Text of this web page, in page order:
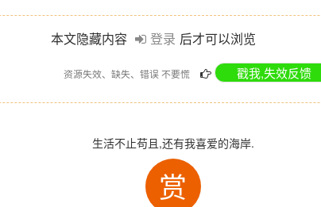
本文隐藏内容 登录 后才可以浏览
资源失效、缺失、错误 不要慌
生活不止苟且,还有我喜爱的海岸.
赏